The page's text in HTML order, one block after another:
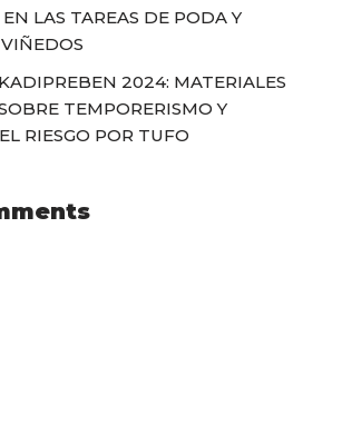
LAS TAREAS DE PODA Y
2024: MATERIALES
TEMPORERISMO Y
RIESGO POR TUFO